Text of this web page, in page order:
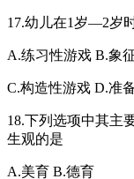
17.幼儿在1岁—2岁
A.练习性游戏 B.象
C.构造性游戏 D.准
18.下列选项中其主
生观的是
A.美育 B.德育